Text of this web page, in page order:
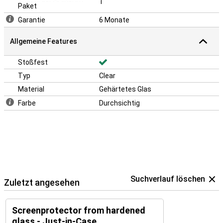
Paket
Garantie 6 Monate
Allgemeine Features
Stoßfest
Typ
Clear
Material
Gehärtetes Glas
Farbe
Durchsichtig
Zuletzt angesehen Suchverlauf löschen
Screenprotector from hardened